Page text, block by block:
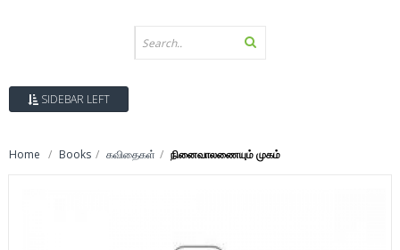
SIDEBAR LEFT
Home Books கவிதைகள் நினைவாலணையும் முகம்